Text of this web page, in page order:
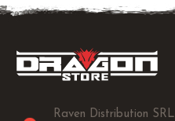
Raven Distribution SRL